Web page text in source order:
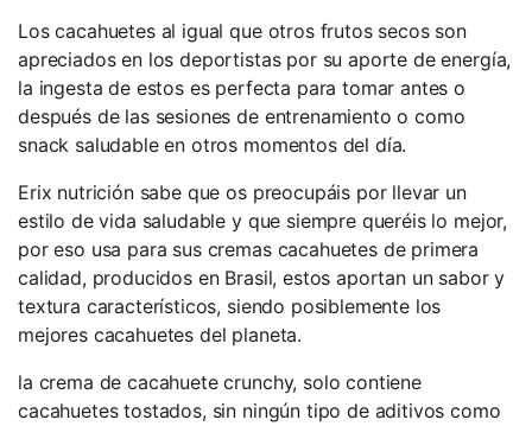
Los cacahuetes al igual que otros frutos secos son
apreciados en los deportistas por su aporte de energía,
la ingesta de estos es perfecta para tomar antes o
después de las sesiones de entrenamiento o como
snack saludable en otros momentos del día.
Erix nutrición sabe que os preocupáis por llevar un
estilo de vida saludable y que siempre queréis lo mejor,
por eso usa para sus cremas cacahuetes de primera
calidad, producidos en Brasil, estos aportan un sabor y
textura característicos, siendo posiblemente los
mejores cacahuetes del planeta.
la crema de cacahuete crunchy, solo contiene
cacahuetes tostados, sin ningún tipo de aditivos como